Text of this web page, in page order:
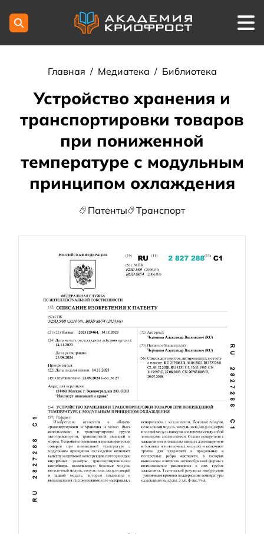
Главная / Медиатека / Библиотека
Устройство хранения и
транспортировки товаров
при пониженной
температуре с модульным
принципом охлаждения
Патенты Транспорт